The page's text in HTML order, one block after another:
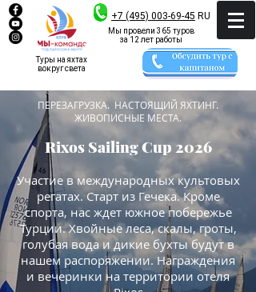
+7 (495) 003-69-45 RU
Туры на яхтах
вокруг света
Мы провели 365 туров
за 12 лет работы
ПЕРЕЗАГРУЗКА. НАСТОЯЩИЙ ЯХТИНГ.
ЖИВОПИСНЫЕ МЕСТА.
Rixos Sailing Cup 2026
Участие в международных культовых
регатах. Старт из Гечека. Кроме
спорта, нас ждет южное побережье
Турции. Хвойные леса, скалы, гроты,
голубая вода и дикие бухты будут в
нашем распоряжении. Награждения
и вечеринки на территории отеля